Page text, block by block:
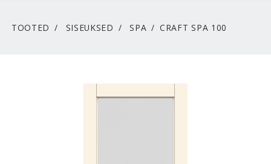
TOOTED SISEUKSED SPA CRAFT SPA 100